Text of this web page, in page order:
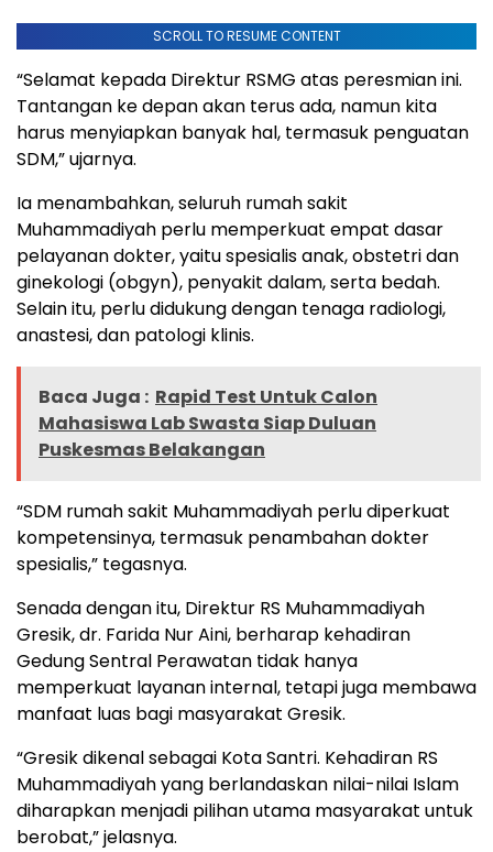
SCROLL TO RESUME CONTENT
“Selamat kepada Direktur RSMG atas peresmian ini.
Tantangan ke depan akan terus ada, namun kita
harus menyiapkan banyak hal, termasuk penguatan
SDM,” ujarnya.
Ia menambahkan, seluruh rumah sakit
Muhammadiyah perlu memperkuat empat dasar
pelayanan dokter, yaitu spesialis anak, obstetri dan
ginekologi (obgyn), penyakit dalam, serta bedah.
Selain itu, perlu didukung dengan tenaga radiologi,
anastesi, dan patologi klinis.
Baca Juga : Rapid Test Untuk Calon
Mahasiswa Lab Swasta Siap Duluan
Puskesmas Belakangan
“SDM rumah sakit Muhammadiyah perlu diperkuat
kompetensinya, termasuk penambahan dokter
spesialis,” tegasnya.
Senada dengan itu, Direktur RS Muhammadiyah
Gresik, dr. Farida Nur Aini, berharap kehadiran
Gedung Sentral Perawatan tidak hanya
memperkuat layanan internal, tetapi juga membawa
manfaat luas bagi masyarakat Gresik.
“Gresik dikenal sebagai Kota Santri. Kehadiran RS
Muhammadiyah yang berlandaskan nilai-nilai Islam
diharapkan menjadi pilihan utama masyarakat untuk
berobat,” jelasnya.